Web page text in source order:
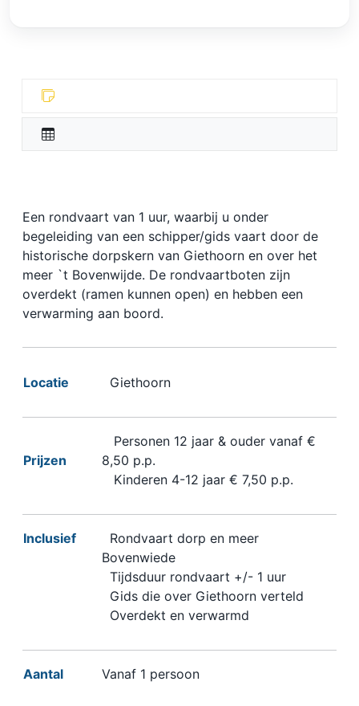
Een rondvaart van 1 uur, waarbij u onder
begeleiding van een schipper/gids vaart door de
historische dorpskern van Giethoorn en over het
meer `t Bovenwijde. De rondvaartboten zijn
overdekt (ramen kunnen open) en hebben een
verwarming aan boord.
Locatie Giethoorn
Prijzen
Personen 12 jaar & ouder vanaf €
8,50 p.p.
Kinderen 4-12 jaar € 7,50 p.p.
Inclusief
Rondvaart dorp en meer
Bovenwiede
Tijdsduur rondvaart +/- 1 uur
Gids die over Giethoorn verteld
Overdekt en verwarmd
Aantal Vanaf 1 persoon